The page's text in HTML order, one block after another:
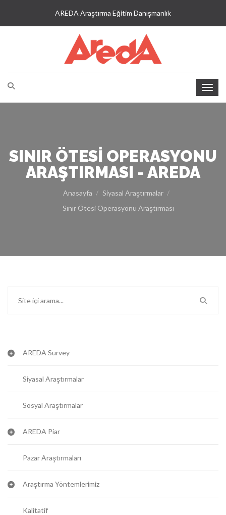
AREDA Araştırma Eğitim Danışmanlık
SINIR ÖTESI OPERASYONU
ARAŞTIRMASI - AREDA
Anasayfa
Siyasal Araştırmalar
Sınır Ötesi Operasyonu Araştırması
AREDA Survey
Siyasal Araştırmalar
Sosyal Araştırmalar
AREDA Piar
Pazar Araştırmaları
Araştırma Yöntemlerimiz
Kalitatif